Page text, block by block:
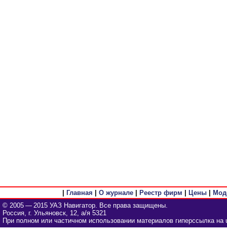
Главная О журнале| Реестр фирм Цены|
© 2005 — 2015 УАЗ Навигатор. Все права защищены.
Россия, г. Ульяновск, 12, а/я 5321
При полном или частичном использовании материалов гиперссылка на